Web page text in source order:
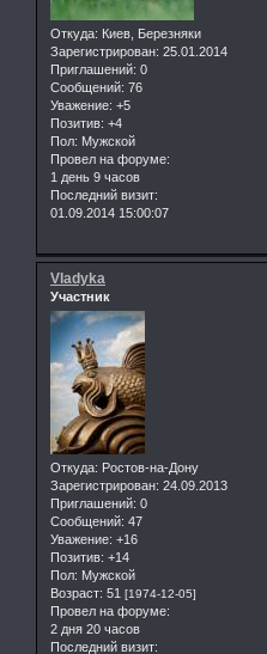
Откуда: Киев, Березняки
Зарегистрирован: 25.01.2014
Приглашений: 0
Сообщений: 76
Уважение: +5
Позитив: +4
Пол: Мужской
Провел на форуме:
1 день 9 часов
Последний визит:
01.09.2014 15:00:07
Vladyka
Участник
Откуда: Ростов-на-Дону
Зарегистрирован: 24.09.2013
Приглашений: 0
Сообщений: 47
Уважение: +16
Позитив: +14
Пол: Мужской
Возраст: 51 [1974-12-05]
Провел на форуме:
2 дня 20 часов
Последний визит: